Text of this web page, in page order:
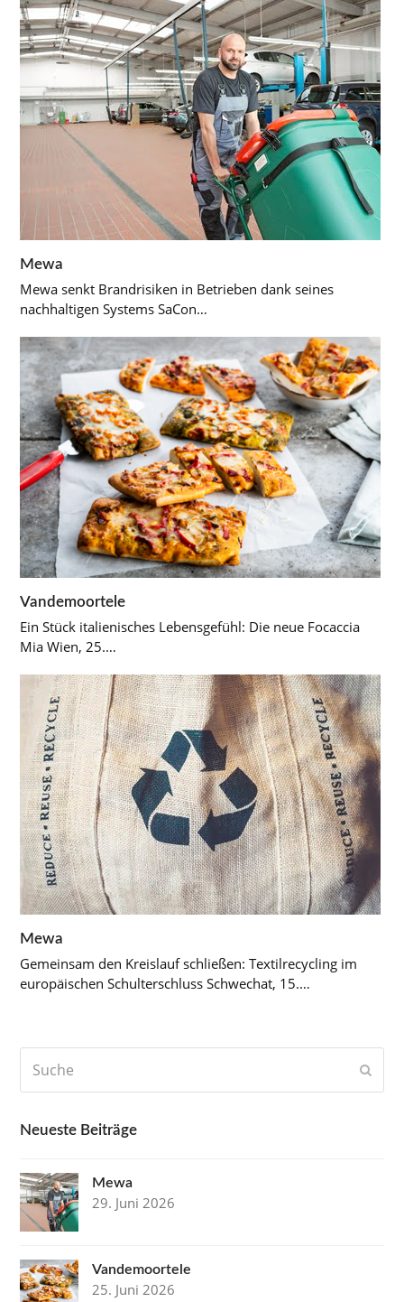
Mewa
Mewa senkt Brandrisiken in Betrieben dank seines
nachhaltigen Systems SaCon…
Vandemoortele
Ein Stück italienisches Lebensgefühl: Die neue Focaccia
Mia Wien, 25.…
Mewa
Gemeinsam den Kreislauf schließen: Textilrecycling im
europäischen Schulterschluss Schwechat, 15.…
Neueste Beiträge
Mewa
29. Juni 2026
Vandemoortele
25. Juni 2026